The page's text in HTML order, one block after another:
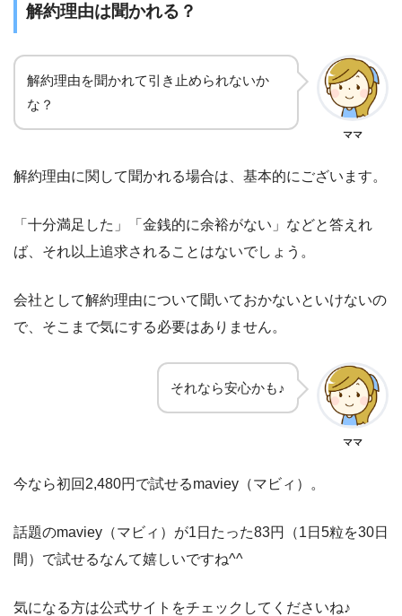
解約理由は聞かれる？
解約理由を聞かれて引き止められないか
な？
ママ
解約理由に関して聞かれる場合は、基本的にございます。
「十分満足した」「金銭的に余裕がない」などと答えれ
ば、それ以上追求されることはないでしょう。
会社として解約理由について聞いておかないといけないの
で、そこまで気にする必要はありません。
それなら安心かも♪
ママ
今なら初回2,480円で試せるmaviey（マビィ）。
話題のmaviey（マビィ）が1日たった83円（1日5粒を30日
間）で試せるなんて嬉しいですね^^
気になる方は公式サイトをチェックしてくださいね♪